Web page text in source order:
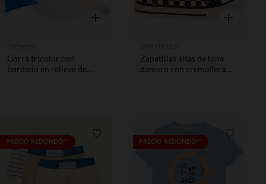
Vista rápida
Gorra tricolor con
bordado en relieve de
Vista rápida
Zapatillas altas de lona
damero con cremallera
PRECIO REDONDO** Lista de requisitosPRECIO REDONDO**